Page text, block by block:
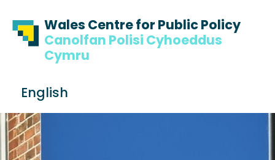
Wales Centre for Public Policy
Canolfan Polisi Cyhoeddus
Cymru
English